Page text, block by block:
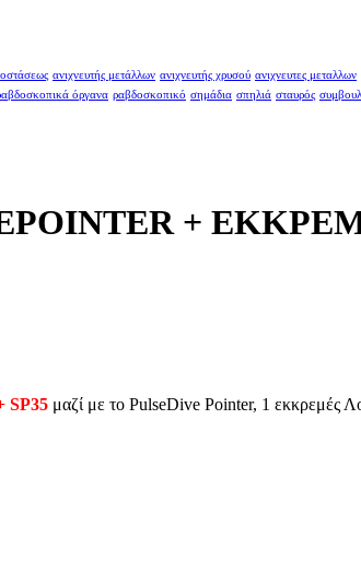
ανιχνευτής μετάλλων ανιχνευτής χρυσού ανιχνευτες μεταλλων
όργανα ραβδοσκοπικό σημάδια σπηλιά σταυρός
+
SP35 μαζί με το PulseDive Pointer, 1 εκκρεμές